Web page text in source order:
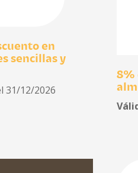
en
sencillas y
31/12/2026
8%